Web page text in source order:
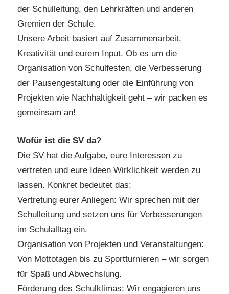
der Schulleitung, den Lehrkräften und anderen
Gremien der Schule.
Unsere Arbeit basiert auf Zusammenarbeit,
Kreativität und eurem Input. Ob es um die
Organisation von Schulfesten, die Verbesserung
der Pausengestaltung oder die Einführung von
Projekten wie Nachhaltigkeit geht – wir packen es
gemeinsam an!
Wofür ist die SV da?
Die SV hat die Aufgabe, eure Interessen zu
vertreten und eure Ideen Wirklichkeit werden zu
lassen. Konkret bedeutet das:
Vertretung eurer Anliegen: Wir sprechen mit der
Schulleitung und setzen uns für Verbesserungen
im Schulalltag ein.
Organisation von Projekten und Veranstaltungen:
Von Mottotagen bis zu Sportturnieren – wir sorgen
für Spaß und Abwechslung.
Förderung des Schulklimas: Wir engagieren uns